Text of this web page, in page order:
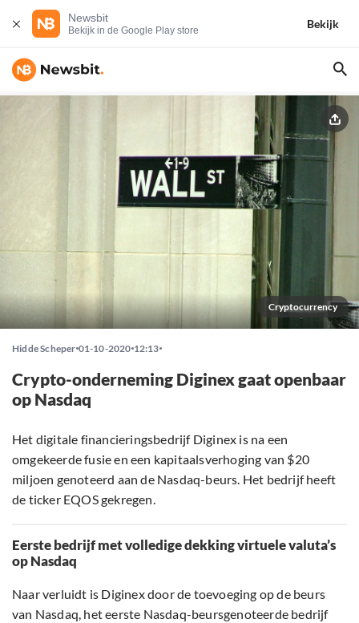
Newsbit
Bekijk in de Google Play store
Bekijk
Cryptocurrency
Hidde Scheper 01-10-2020 12:13
Crypto-onderneming Diginex gaat openbaar
op Nasdaq
Het digitale financieringsbedrijf Diginex is na een
omgekeerde fusie en een kapitaalsverhoging van $20
miljoen genoteerd aan de Nasdaq-beurs. Het bedrijf heeft
de ticker EQOS gekregen.
Eerste bedrijf met volledige dekking virtuele valuta’s
op Nasdaq
Naar verluidt is Diginex door de toevoeging op de beurs
van Nasdaq, het eerste Nasdaq-beursgenoteerde bedrijf